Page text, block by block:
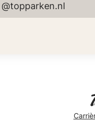
@topparken.nl